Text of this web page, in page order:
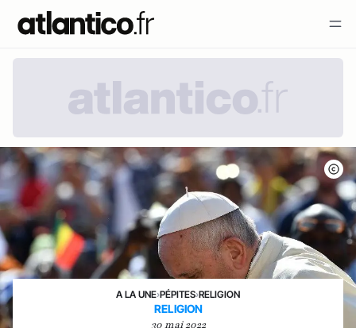
A LA UNE›PÉPITES›RELIGION
RELIGION
30 mai 2022